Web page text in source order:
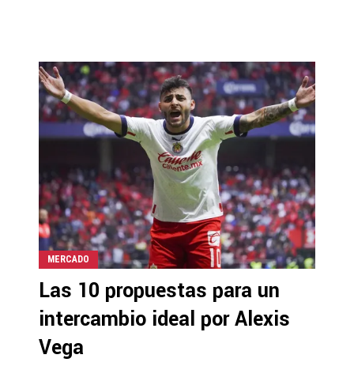
MERCADO
Las 10 propuestas para un
intercambio ideal por Alexis
Vega